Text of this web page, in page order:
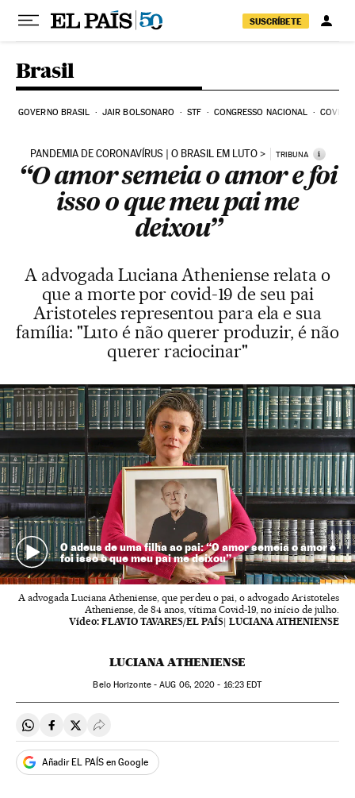
Pular para o conteúdo
SUSCRÍBETE
Brasil
GOVERNO BRASIL JAIR BOLSONARO STF CONGRESSO NACIONAL COVID-
PANDEMIA DE CORONAVÍRUS | O BRASIL EM LUTO TRIBUNA i
“O amor semeia o amor e foi
isso o que meu pai me
deixou”
A advogada Luciana Atheniense relata o
que a morte por covid-19 de seu pai
Aristoteles representou para ela e sua
família: "Luto é não querer produzir, é não
querer raciocinar"
O adeus de uma filha ao pai: “O amor semeia o amor e
foi isso o que meu pai me deixou”
A advogada Luciana Atheniense, que perdeu o pai, o advogado Aristoteles
Atheniense, de 84 anos, vítima Covid-19, no início de julho.
Vídeo: FLAVIO TAVARES/EL PAÍS| LUCIANA ATHENIENSE
LUCIANA ATHENIENSE
Belo Horizonte -AUG 06, 2020 - 16:23 EDT
Compartir en Whatsapp
Compartir en Facebook
Compartir en Twitter
Desplegar Redes Sociales
Añadir EL PAÍS en Google